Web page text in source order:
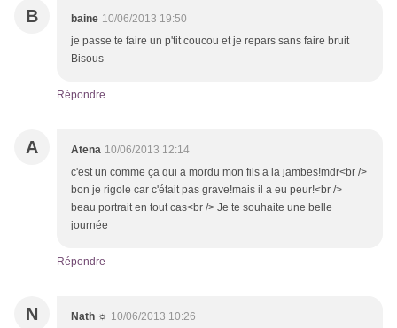
B baine 10/06/2013 19:50
je passe te faire un p'tit coucou et je repars sans faire bruit
Bisous
Répondre
A Atena 10/06/2013 12:14
c'est un comme ça qui a mordu mon fils a la jambes!mdr<br />
bon je rigole car c'était pas grave!mais il a eu peur!<br />
beau portrait en tout cas<br /> Je te souhaite une belle
journée
Répondre
N Nath ☼ 10/06/2013 10:26